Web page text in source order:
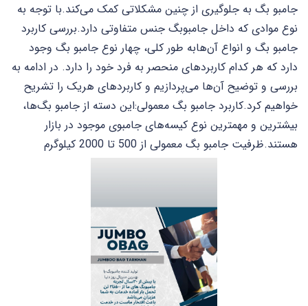
جامبو بگ به جلوگیری از چنین مشکلاتی کمک می‌کند.با توجه به
نوع موادی که داخل جامبوبگ جنس متفاوتی دارد.بررسی کاربرد
جامبو بگ و انواع آن‌هابه طور کلی، چهار نوع جامبو بگ وجود
دارد که هر کدام کاربردهای منحصر به فرد خود را دارد. در ادامه به
بررسی و توضیح آن‌ها می‌پردازیم و کاربردهای هریک را تشریح
خواهیم کرد.کاربرد جامبو بگ معمولی:این دسته از جامبو بگ‌ها،
بیشترین و مهمترین نوع کیسه‌های جامبوی موجود در بازار
هستند.ظرفیت جامبو بگ معمولی از 500 تا 2000 کیلوگرم